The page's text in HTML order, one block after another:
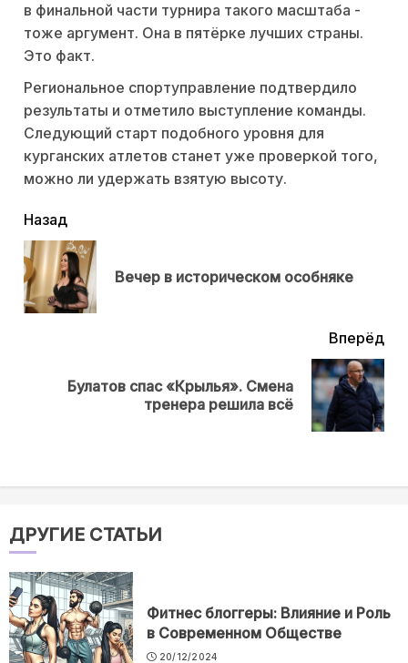
в финальной части турнира такого масштаба -
тоже аргумент. Она в пятёрке лучших страны.
Это факт.
Региональное спортуправление подтвердило
результаты и отметило выступление команды.
Следующий старт подобного уровня для
курганских атлетов станет уже проверкой того,
можно ли удержать взятую высоту.
читать
еще
Назад
Вечер в историческом особняке
Вперёд
Булатов спас «Крылья». Смена
тренера решила всё
ДРУГИЕ СТАТЬИ
Фитнес блоггеры: Влияние и Роль
в Современном Обществе
20/12/2024